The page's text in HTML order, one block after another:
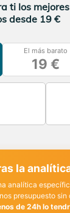
ti los
desde 19 €
El más barato
19 €
la
analítica
presupuesto sin
de 24h lo